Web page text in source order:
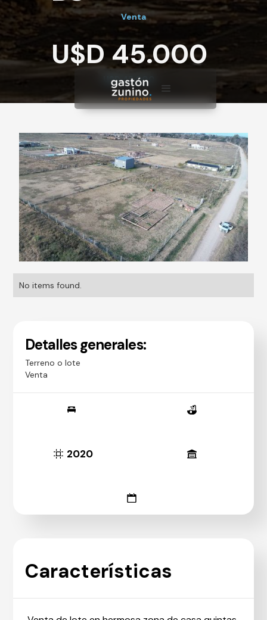
Venta
U$D 45.000
U$D 45.000
No items found.
Detalles generales:
Terreno o lote
Venta
2020
Características